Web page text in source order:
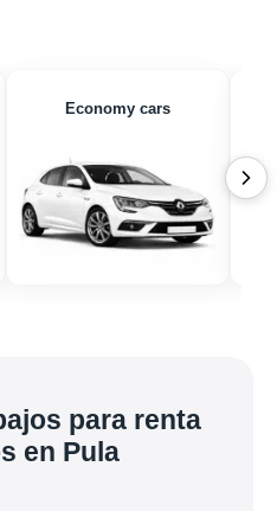
Economy cars
para renta
en Pula